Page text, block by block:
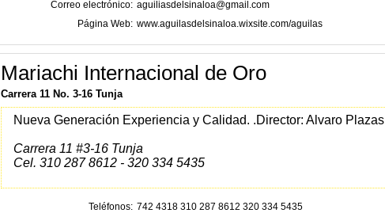
Correo electrónico aguiliasdelsinaloa@gmail.com
Página Web www.aguilasdelsinaloa.wixsite.com/aguilas
Mariachi Internacional de Oro
Carrera 11 No. 3-16 Tunja
Nueva Generación Experiencia y Calidad. .Director: Alvaro Plazas
Carrera 11 #3-16 Tunja
Cel. 310 287 8612 - 320 334 5435
Teléfonos 742 4318 310 287 8612 320 334 5435